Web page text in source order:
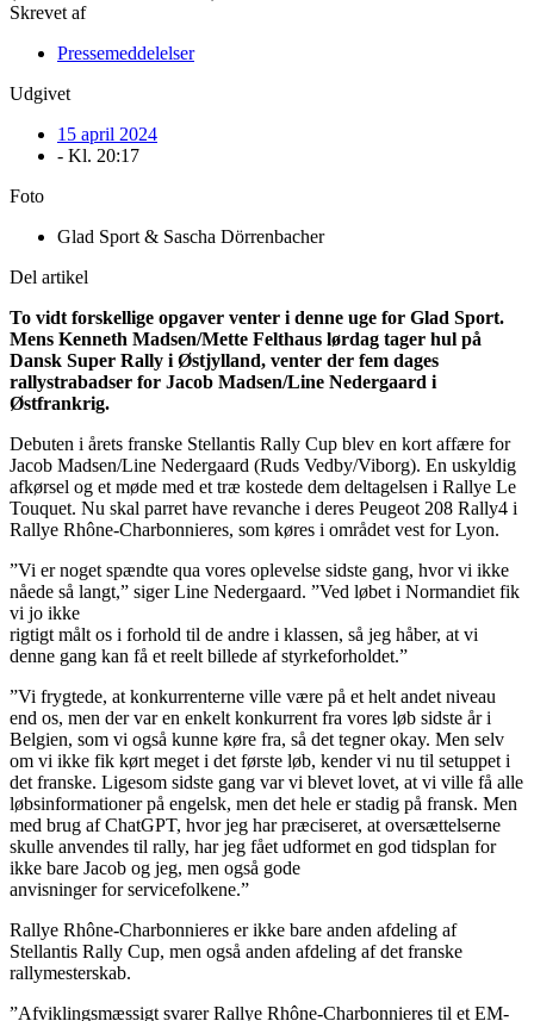
Skrevet af
Pressemeddelelser
Udgivet
15 april 2024
- Kl. 20:17
Foto
Glad Sport & Sascha Dörrenbacher
Del artikel
To vidt forskellige opgaver venter i denne uge for Glad Sport.
Mens Kenneth Madsen/Mette Felthaus lørdag tager hul på
Dansk Super Rally i Østjylland, venter der fem dages
rallystrabadser for Jacob Madsen/Line Nedergaard i
Østfrankrig.
Debuten i årets franske Stellantis Rally Cup blev en kort affære for
Jacob Madsen/Line Nedergaard (Ruds Vedby/Viborg). En uskyldig
afkørsel og et møde med et træ kostede dem deltagelsen i Rallye Le
Touquet. Nu skal parret have revanche i deres Peugeot 208 Rally4 i
Rallye Rhône-Charbonnieres, som køres i området vest for Lyon.
”Vi er noget spændte qua vores oplevelse sidste gang, hvor vi ikke
nåede så langt,” siger Line Nedergaard. ”Ved løbet i Normandiet fik
vi jo ikke
rigtigt målt os i forhold til de andre i klassen, så jeg håber, at vi
denne gang kan få et reelt billede af styrkeforholdet.”
”Vi frygtede, at konkurrenterne ville være på et helt andet niveau
end os, men der var en enkelt konkurrent fra vores løb sidste år i
Belgien, som vi også kunne køre fra, så det tegner okay. Men selv
om vi ikke fik kørt meget i det første løb, kender vi nu til setuppet i
det franske. Ligesom sidste gang var vi blevet lovet, at vi ville få alle
løbsinformationer på engelsk, men det hele er stadig på fransk. Men
med brug af ChatGPT, hvor jeg har præciseret, at oversættelserne
skulle anvendes til rally, har jeg fået udformet en god tidsplan for
ikke bare Jacob og jeg, men også gode
anvisninger for servicefolkene.”
Rallye Rhône-Charbonnieres er ikke bare anden afdeling af
Stellantis Rally Cup, men også anden afdeling af det franske
rallymesterskab.
”Afviklingsmæssigt svarer Rallye Rhône-Charbonnieres til et EM-